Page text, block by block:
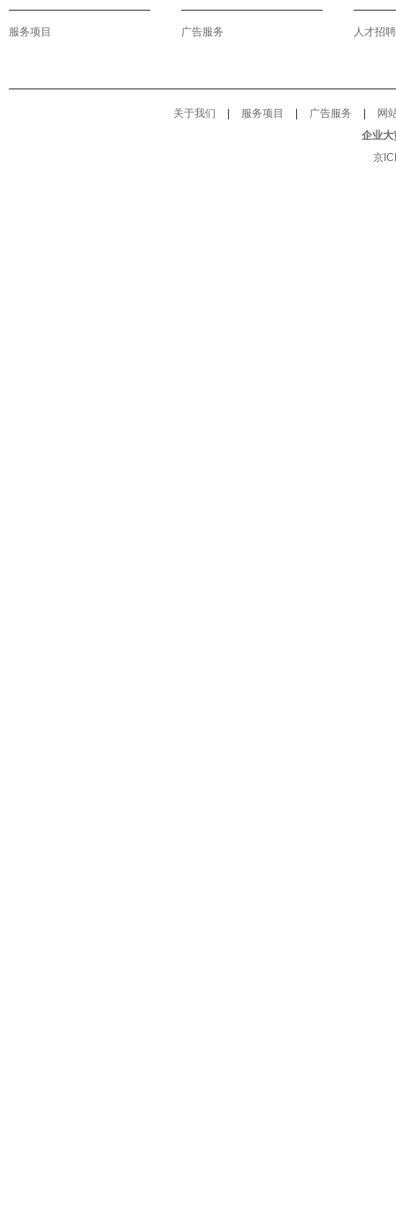
服务项目 广告服务 人才招聘
关于我们 | 服务项目 | 广告服务 |
网
企业大
京